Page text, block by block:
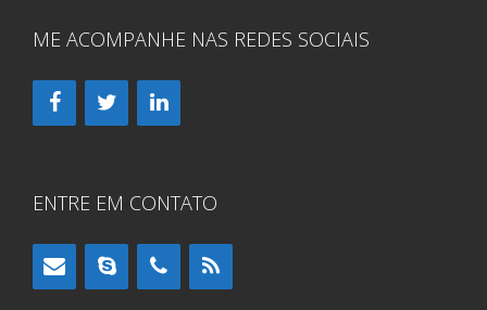
ME ACOMPANHE NAS REDES SOCIAIS
ENTRE EM CONTATO